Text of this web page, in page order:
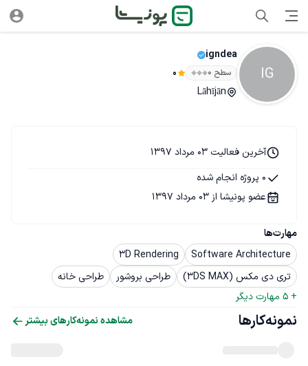
IG
igndea
سطح ۰ 0
Lāhījān
مهارت‌ها
Software Architecture
3D Rendering
تری دی مکس (3DS MAX)
طراحی بروشور
طراحی خانه
+
5 مهارت دیگر
آخرین فعالیت 03 مرداد 1397
0 پروژه انجام شده
عضو پونیشا از 03 مرداد 1397
نمونه‌کارها مشاهده نمونه‌کارهای بیشتر